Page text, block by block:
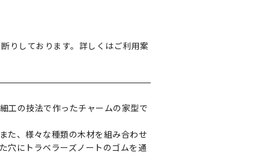
りしております。詳しくはご利用案
工の技法で作ったチャームの家型で
た、様々な種類の木材を組み合わせ
穴にトラベラーズノートのゴムを通